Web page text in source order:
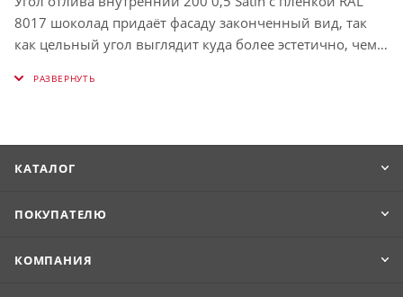
8017 шоколад придаёт фасаду законченный вид, так
как цельный угол выглядит куда более эстетично, чем
КАТАЛОГ
ПОКУПАТЕЛЮ
КОМПАНИЯ